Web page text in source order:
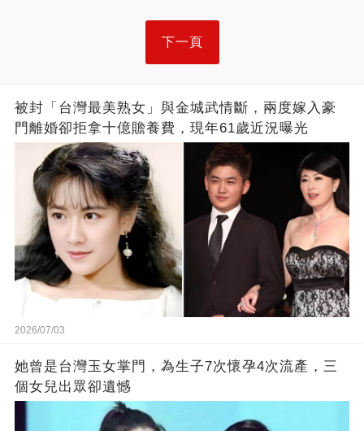
下一頁
被封「台灣最美熟女」與金城武情斷，兩度嫁入豪
門離婚卻拒拿十億贍養費，現年61歲近況曝光
2026/07/03
她曾是台灣玉女掌門，為生子7次懷孕4次流產，三
個女兒出眾卻遺憾